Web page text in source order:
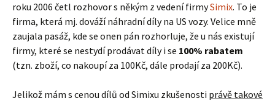
roku 2006 četl rozhovor s někým z vedení firmySimix. To je
firma, která mj. dováží náhradní díly na US vozy. Velice mně
zaujala pasáž, kde se onen pán rozhorluje, že u nás existují
firmy, které se nestydí prodávat díly i se 100% rabatem
(tzn. zboží, co nakoupí za 100Kč, dále prodají za 200Kč).
Jelikož mám s cenou dílů od Simixu zkušenosti právě takové